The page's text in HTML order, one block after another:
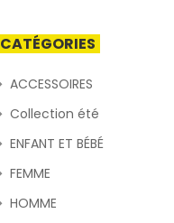
CATÉGORIES
ACCESSOIRES
Collection été
ENFANT ET BÉBÉ
FEMME
HOMME